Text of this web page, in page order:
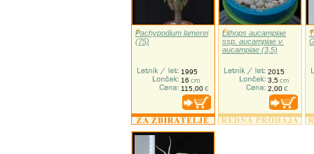
Pachypodium lamerei
(75)
1995
16 cm
115,00€
Lithops aucampiae
ssp. aucampiae v.
aucampiae (3,5)
2015
3,5cm
2,00€